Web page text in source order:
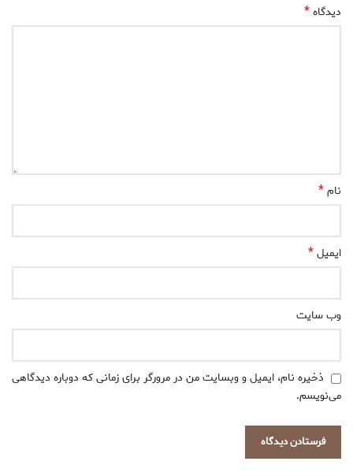
دیدگاه*
نام*
ایمیل*
وب‌ سایت
ذخیره نام، ایمیل و وبسایت من در مرورگر برای زمانی که دوباره دیدگاهی
می‌نویسم.